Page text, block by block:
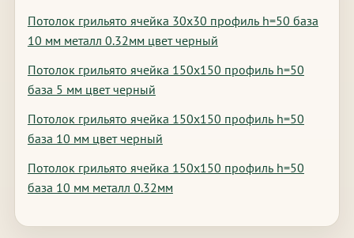
Потолок грильято ячейка 30х30 профиль h=50 база
10 мм металл 0.32мм цвет черный
Потолок грильято ячейка 150х150 профиль h=50
база 5 мм цвет черный
Потолок грильято ячейка 150х150 профиль h=50
база 10 мм цвет черный
Потолок грильято ячейка 150х150 профиль h=50
база 10 мм металл 0.32мм